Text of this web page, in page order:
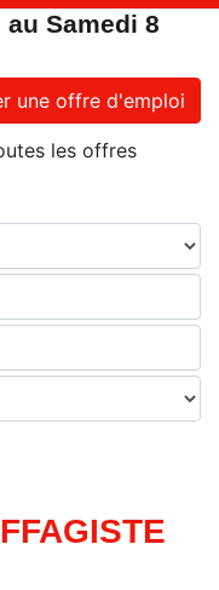
Samedi 8
une offre d'emploi
les offres